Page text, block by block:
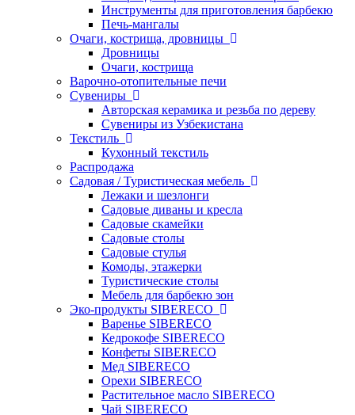
Инструменты для приготовления барбекю
Печь-мангалы
Очаги, кострища, дровницы
Дровницы
Очаги, кострища
Варочно-отопительные печи
Сувениры
Авторская керамика и резьба по дереву
Сувениры из Узбекистана
Текстиль
Кухонный текстиль
Распродажа
Садовая / Туристическая мебель
Лежаки и шезлонги
Садовые диваны и кресла
Садовые скамейки
Садовые столы
Садовые стулья
Комоды, этажерки
Туристические столы
Мебель для барбекю зон
Эко-продукты SIBERECO
Варенье SIBERECO
Кедрокофе SIBERECO
Конфеты SIBERECO
Мед SIBERECO
Орехи SIBERECO
Растительное масло SIBERECO
Чай SIBERECO